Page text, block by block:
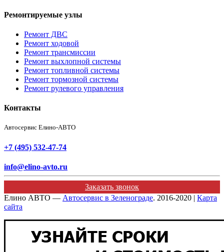
Ремонтируемые узлы
Ремонт ДВС
Ремонт ходовой
Ремонт трансмиссии
Ремонт выхлопной системы
Ремонт топливной системы
Ремонт тормозной системы
Ремонт рулевого управления
Контакты
Автосервис Елино-АВТО
+7 (495) 532-47-74
info@elino-avto.ru
Заказать звонок
Елино АВТО — Автосервис в Зеленограде. 2016-2020 | Карта
сайта